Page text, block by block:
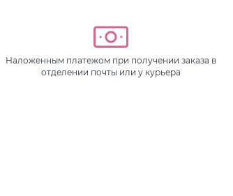
Наложенным платежом при получении заказа в
отделении почты или у курьера